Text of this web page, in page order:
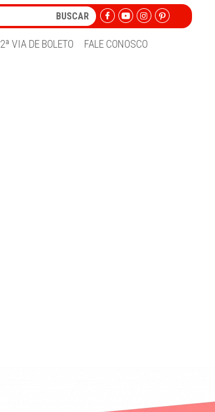
2ª VIA DE BOLETO FALE CONOSCO